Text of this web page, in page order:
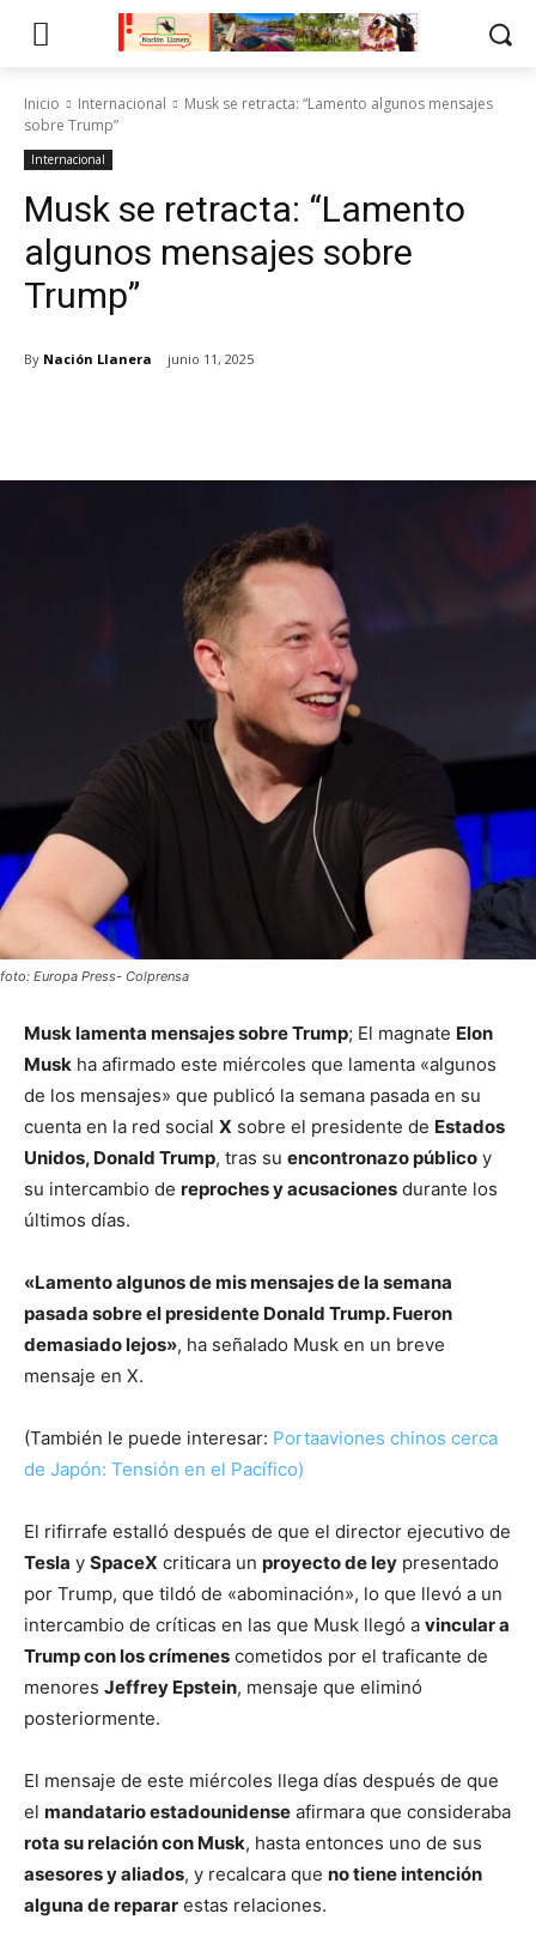
Inicio Internacional
Musk se retracta: “Lamento algunos mensajes
sobre Trump”
Internacional
Musk se retracta: “Lamento
algunos mensajes sobre
Trump”
By Nación Llanera junio 11, 2025
foto: Europa Press- Colprensa
Musk lamenta mensajes sobre Trump; El magnate Elon
Musk ha afirmado este miércoles que lamenta «algunos
de los mensajes» que publicó la semana pasada en su
cuenta en la red social X sobre el presidente de Estados
Unidos, Donald Trump, tras su encontronazo público y
su intercambio de reproches y acusaciones durante los
últimos días.
«Lamento algunos de mis mensajes de la semana
pasada sobre el presidente Donald Trump. Fueron
demasiado lejos», ha señalado Musk en un breve
mensaje en X.
(También le puede interesar: Portaaviones chinos cerca
de Japón: Tensión en el Pacífico)
El rifirrafe estalló después de que el director ejecutivo de
Tesla y SpaceX criticara un proyecto de ley presentado
por Trump, que tildó de «abominación», lo que llevó a un
intercambio de críticas en las que Musk llegó a vincular a
Trump con los crímenes cometidos por el traficante de
menores Jeffrey Epstein, mensaje que eliminó
posteriormente.
El mensaje de este miércoles llega días después de que
el mandatario estadounidense afirmara que consideraba
rota su relación con Musk, hasta entonces uno de sus
asesores y aliados, y recalcara que no tiene intención
alguna de reparar estas relaciones.